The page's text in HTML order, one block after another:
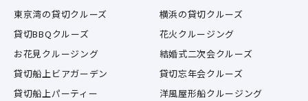
東京湾の貸切クルーズ
横浜の貸切クルーズ
貸切BBQクルーズ
花火クルージング
お花見クルージング
結婚式二次会クルーズ
貸切船上ビアガーデン
貸切忘年会クルーズ
貸切船上パーティー
洋風屋形船クルージング